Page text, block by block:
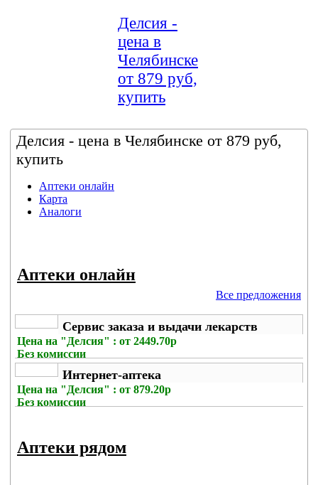
Делсия -
цена в
Челябинске
от 879 руб,
купить
Делсия - цена в Челябинске от 879 руб,
купить
Аптеки онлайн
Карта
Аналоги
Аптеки онлайн
Все предложения
Сервис заказа и выдачи лекарств
Цена на "Делсия" : от 2449.70р
Без комиссии
Интернет-аптека
Цена на "Делсия" : от 879.20р
Без комиссии
Аптеки рядом